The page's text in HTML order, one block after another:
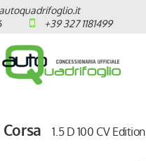
+39 327 1181499
Corsa 1.5 D 100 CV Edition